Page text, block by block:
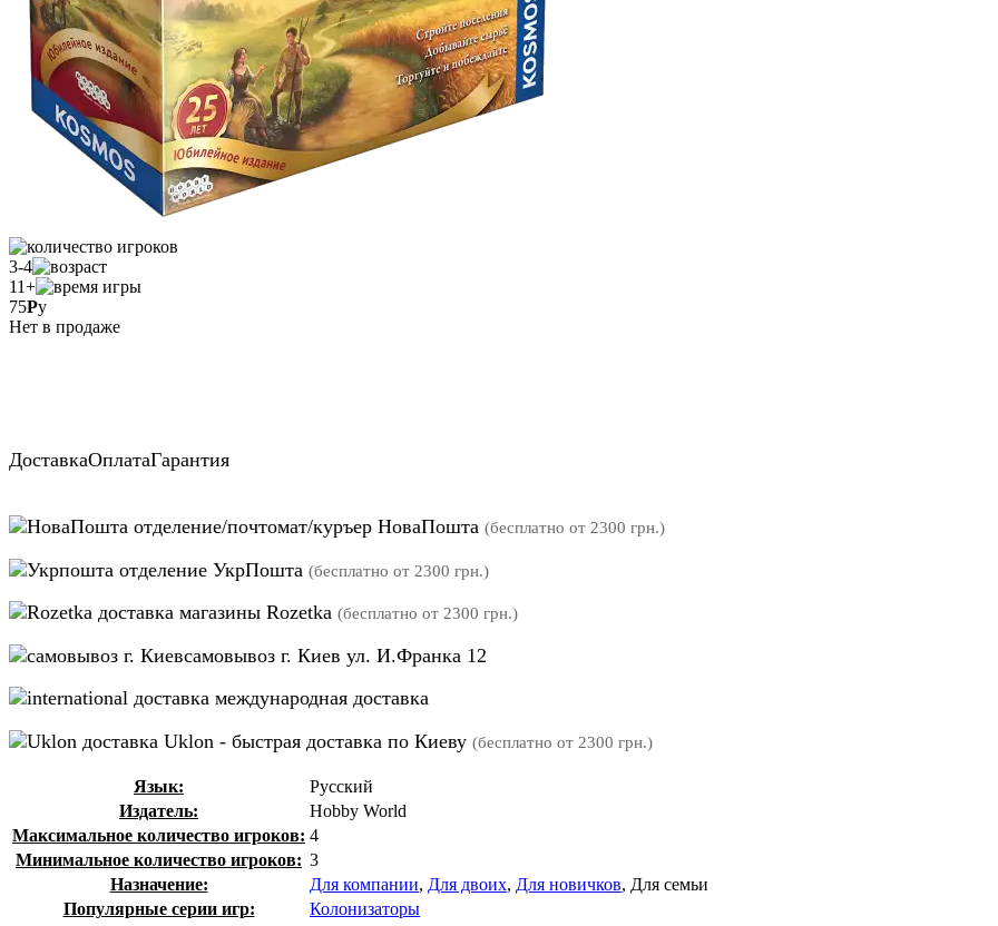
3-4
11+
75Ру
Нет в продаже
ДоставкаОплатаГарантия
отделение/почтомат/куръер НоваПошта (бесплатно от 2300 грн.)
отделение УкрПошта (бесплатно от 2300 грн.)
магазины Rozetka (бесплатно от 2300 грн.)
самовывоз г. Киев ул. И.Франка 12
международная доставка
Uklon - быстрая доставка по Киеву (бесплатно от 2300 грн.)
Язык:
Русский
Издатель:
Hobby World
Максимальное количество игроков: 4
Минимальное количество игроков: 3
Назначение:
Для компании, Для двоих, Для новичков, Для семьи
Популярные серии игр:
Колонизаторы